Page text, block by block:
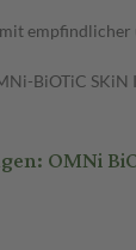
BiOTiC
OMNi